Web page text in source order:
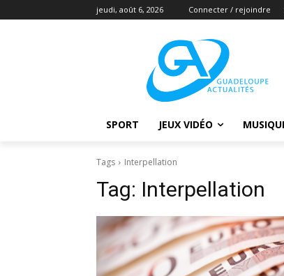
jeudi, août 6, 2026 Connecter / rejoindre
SPORT JEUX VIDÉO
Tags Interpellation
Tag: Interpellation